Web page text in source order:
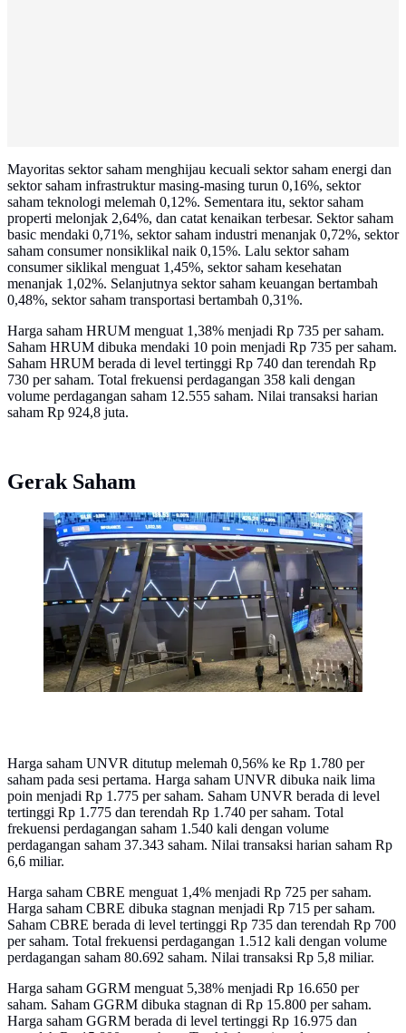
Mayoritas sektor saham menghijau kecuali sektor saham energi dan
sektor saham infrastruktur masing-masing turun 0,16%, sektor
saham teknologi melemah 0,12%. Sementara itu, sektor saham
properti melonjak 2,64%, dan catat kenaikan terbesar. Sektor saham
basic mendaki 0,71%, sektor saham industri menanjak 0,72%, sektor
saham consumer nonsiklikal naik 0,15%. Lalu sektor saham
consumer siklikal menguat 1,45%, sektor saham kesehatan
menanjak 1,02%. Selanjutnya sektor saham keuangan bertambah
0,48%, sektor saham transportasi bertambah 0,31%.
Harga saham HRUM menguat 1,38% menjadi Rp 735 per saham.
Saham HRUM dibuka mendaki 10 poin menjadi Rp 735 per saham.
Saham HRUM berada di level tertinggi Rp 740 dan terendah Rp
730 per saham. Total frekuensi perdagangan 358 kali dengan
volume perdagangan saham 12.555 saham. Nilai transaksi harian
saham Rp 924,8 juta.
Gerak Saham
Layar monitor menunjukkan pergerakan pasar saham di
lantai Bursa Efek Indonesia menjelang aktivitas
perdagangan. (BAY ISMOYO/AFP)
Harga saham UNVR ditutup melemah 0,56% ke Rp 1.780 per
saham pada sesi pertama. Harga saham UNVR dibuka naik lima
poin menjadi Rp 1.775 per saham. Saham UNVR berada di level
tertinggi Rp 1.775 dan terendah Rp 1.740 per saham. Total
frekuensi perdagangan saham 1.540 kali dengan volume
perdagangan saham 37.343 saham. Nilai transaksi harian saham Rp
6,6 miliar.
Harga saham CBRE menguat 1,4% menjadi Rp 725 per saham.
Harga saham CBRE dibuka stagnan menjadi Rp 715 per saham.
Saham CBRE berada di level tertinggi Rp 735 dan terendah Rp 700
per saham. Total frekuensi perdagangan 1.512 kali dengan volume
perdagangan saham 80.692 saham. Nilai transaksi Rp 5,8 miliar.
Harga saham GGRM menguat 5,38% menjadi Rp 16.650 per
saham. Saham GGRM dibuka stagnan di Rp 15.800 per saham.
Harga saham GGRM berada di level tertinggi Rp 16.975 dan